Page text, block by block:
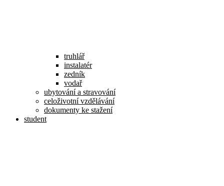
truhlář
instalatér
zedník
vodař
ubytování a stravování
celoživotní vzdělávání
dokumenty ke stažení
student